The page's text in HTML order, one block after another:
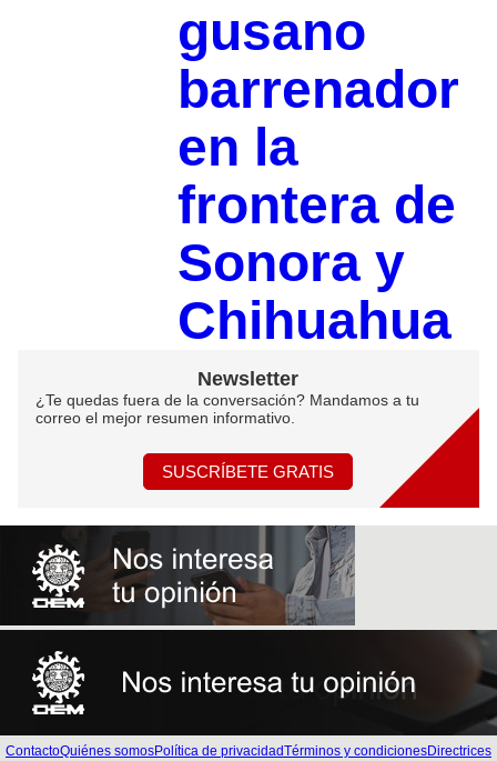
gusano
barrenador
en la
frontera de
Sonora y
Chihuahua
Newsletter
¿Te quedas fuera de la conversación? Mandamos a tu
correo el mejor resumen informativo.
SUSCRÍBETE GRATIS
ContactoQuiénes somosPolítica de privacidadTérminos y condicionesDirectrices